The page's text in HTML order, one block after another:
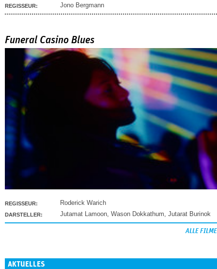
REGISSEUR: Jono Bergmann
Funeral Casino Blues
REGISSEUR: Roderick Warich
DARSTELLER: Jutamat Lamoon, Wason Dokkathum, Jutarat Burinok
ALLE FILME
AKTUELLES